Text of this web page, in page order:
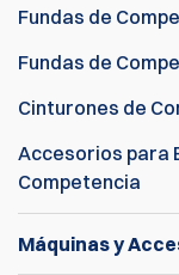
Fundas de
Fundas de
Cinturones de
Accesorios para
Competencia
Máquinas y